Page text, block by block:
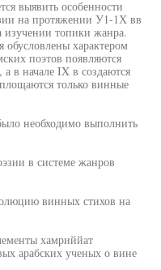
выявить особенности
на протяжении У1-1Х вв
изучении топики жанра.
обусловлены характером
поэтов появляются
в начале IX в создаются
только винные
необходимо выполнить
в системе жанров
винных стихов на
хамриййат
арабских ученых о вине